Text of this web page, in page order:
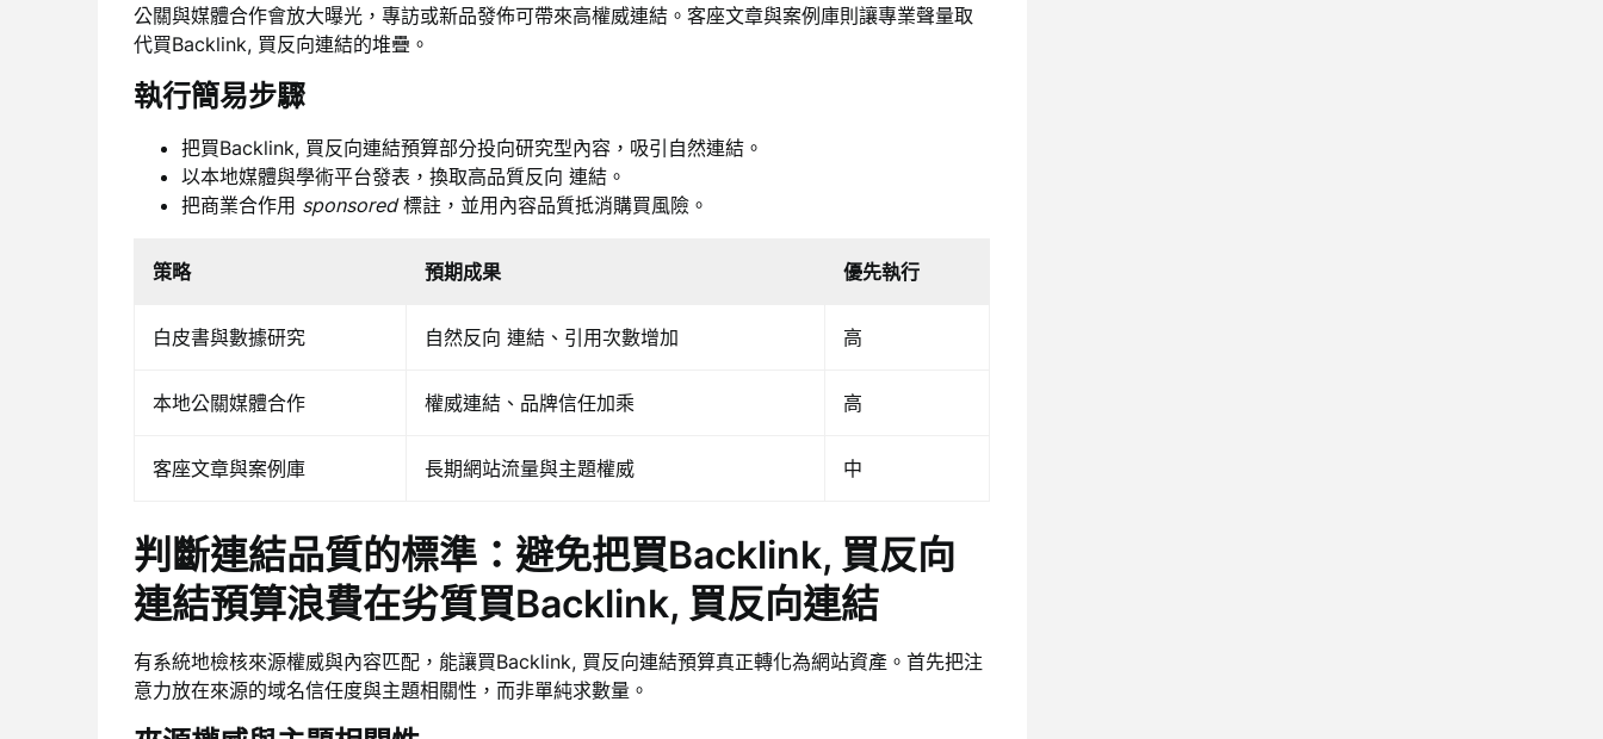
公關與媒體合作會放大曝光，專訪或新品發佈可帶來高權威連結。客座文章與案例庫則讓專業聲量取
代買Backlink, 買反向連結的堆疊。
執行簡易步驟
把買Backlink, 買反向連結預算部分投向研究型內容，吸引自然連結。
以本地媒體與學術平台發表，換取高品質反向 連結。
把商業合作用 sponsored標註，並用內容品質抵消購買風險。
策略 預期成果 優先執行
白皮書與數據研究 自然反向 連結、引用次數增加 高
本地公關媒體合作 權威連結、品牌信任加乘 高
客座文章與案例庫 長期網站流量與主題權威 中
判斷連結品質的標準：避免把買Backlink, 買反向
連結預算浪費在劣質買Backlink, 買反向連結
有系統地檢核來源權威與內容匹配，能讓買Backlink, 買反向連結預算真正轉化為網站資產。首先把注
意力放在來源的域名信任度與主題相關性，而非單純求數量。